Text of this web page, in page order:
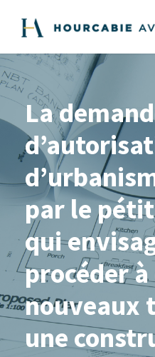
La
par le
qui
procéder à
nouveaux
une